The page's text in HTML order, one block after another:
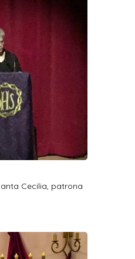
Cecilia, patrona